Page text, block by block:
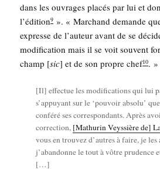
dans les ouvrages pla­cés par lui et
l’é­di­tion9 ». « Mar­chand demande
expresse de l’au­teur avant de se
modi­fi­ca­tion mais il se voit sou­vent
champ [sic] et de son propre chef10. »
[Il] effec­tue les modi­fi­ca­tions qui lui
s’ap­puyant sur le ‘pou­voir abso­lu’
confé­ré ses cor­res­pon­dants. Après
cor­rec­tion, [Mathu­rin Veys­sière de]
vous en trou­vez d’autres à faire, je les
j’a­ban­donne le tout à vôtre pru­dence
[…]